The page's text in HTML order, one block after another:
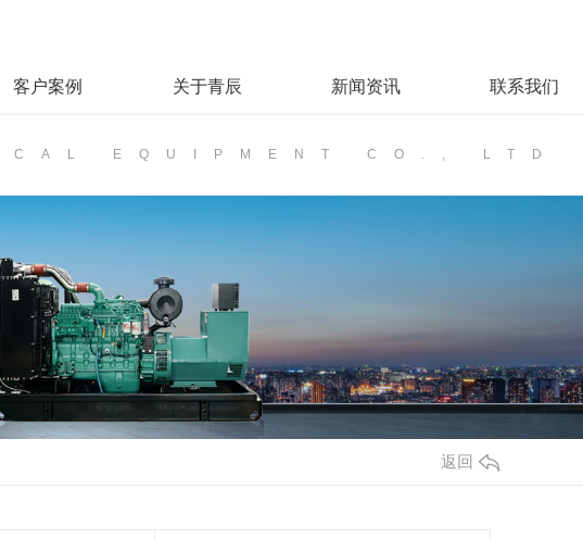
客户案例 关于青辰 新闻资讯 联系我们
ICAL EQUIPMENT CO., LTD
返回